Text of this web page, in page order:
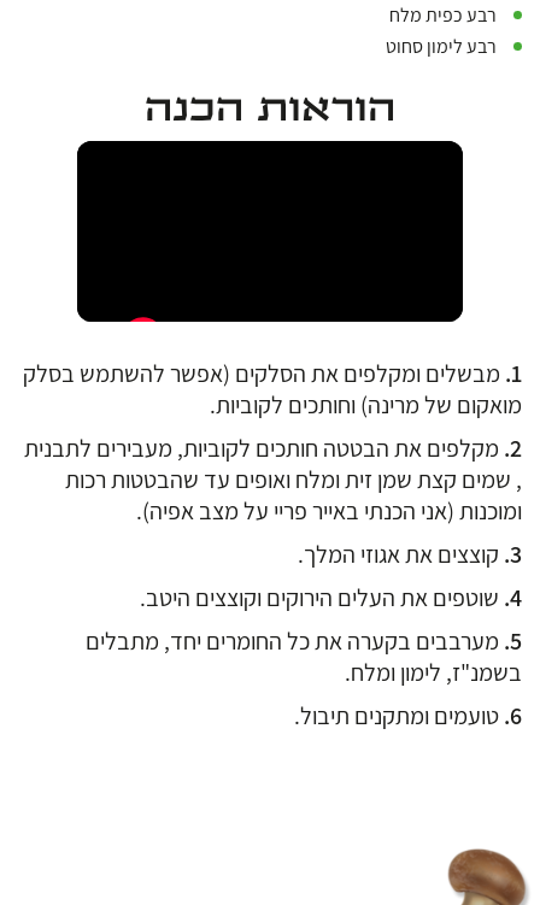
רבע כפית מלח
רבע לימון סחוט
הוראות הכנה
מבשלים ומקלפים את הסלקים (אפשר להשתמש בסלק
מואקום של מרינה) וחותכים לקוביות.
מקלפים את הבטטה חותכים לקוביות, מעבירים לתבנית
, שמים קצת שמן זית ומלח ואופים עד שהבטטות רכות
ומוכנות (אני הכנתי באייר פריי על מצב אפיה).
קוצצים את אגוזי המלך.
שוטפים את העלים הירוקים וקוצצים היטב.
מערבבים בקערה את כל החומרים יחד, מתבלים
בשמנ"ז, לימון ומלח.
טועמים ומתקנים תיבול.